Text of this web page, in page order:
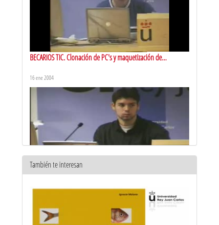
BECARIOS TIC. Clonación de PC's y maquetización de
16 ene 2004
También te interesan